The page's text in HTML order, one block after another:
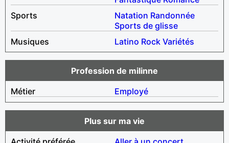
Sports
Natation Randonnée
Sports de glisse
Musiques
Latino Rock Variétés
Profession de milinne
Métier
Employé
Plus sur ma vie